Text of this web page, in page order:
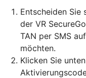
Entscheiden Sie
der VR
TAN per SMS
möchten.
Klicken Sie